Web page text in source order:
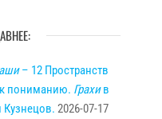
– 12 Пространств
пониманию. Грахив
Кузнецов. 2026-07-17